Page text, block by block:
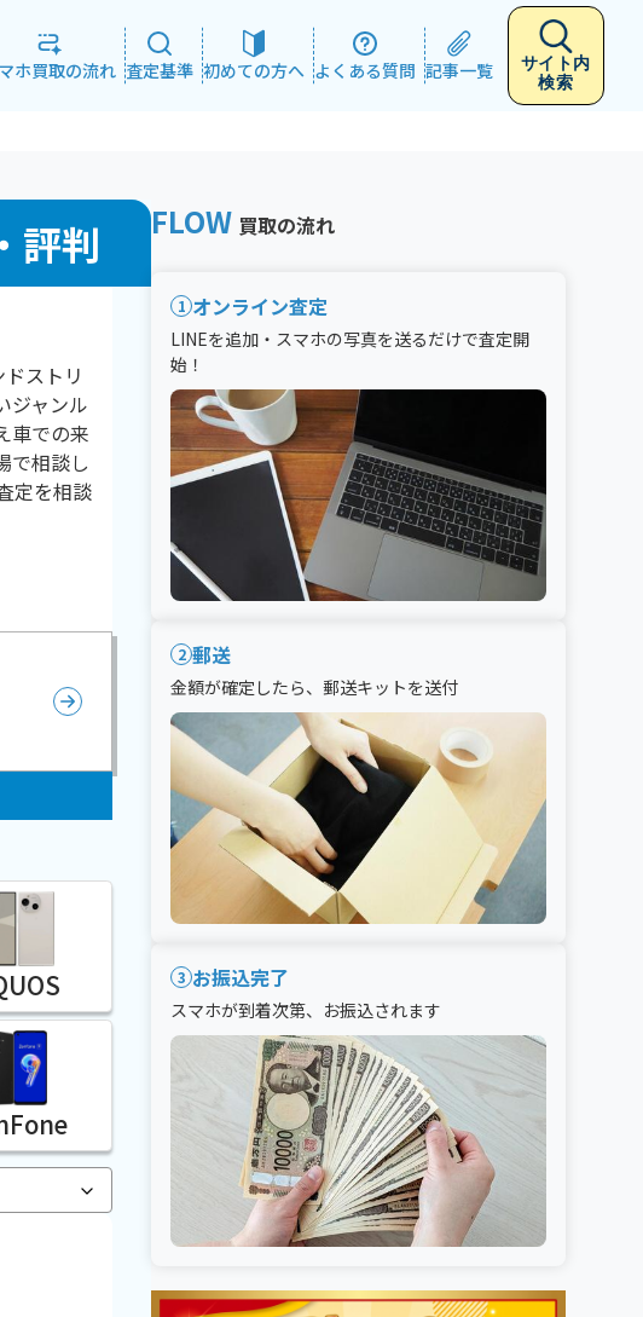
ホ買取の流れ 査定基準 初めての方へ よくある質問 記事一覧
サイト内
検索
評判
ストリ
ジャンル
車での来
で相談し
定を相談
FLOW 買取の流れ
1 オンライン査定
LINEを追加・スマホの写真を送るだけで査定開
始！
2 郵送
金額が確定したら、郵送キットを送付
3 お振込完了
スマホが到着次第、お振込されます